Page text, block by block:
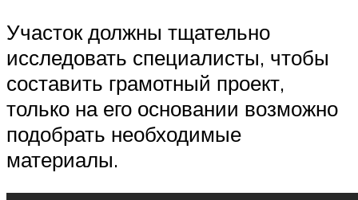
Участок должны тщательно
исследовать специалисты, чтобы
составить грамотный проект,
только на его основании возможно
подобрать необходимые
материалы.